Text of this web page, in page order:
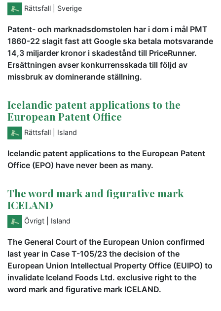
Rättsfall | Sverige
Patent- och marknadsdomstolen har i dom i mål PMT
1860-22 slagit fast att Google ska betala motsvarande
14,3 miljarder kronor i skadestånd till PriceRunner.
Ersättningen avser konkurrensskada till följd av
missbruk av dominerande ställning.
Icelandic patent applications to the
European Patent Office
Rättsfall | Island
Icelandic patent applications to the European Patent
Office (EPO) have never been as many.
The word mark and figurative mark
ICELAND
Övrigt | Island
The General Court of the European Union confirmed
last year in Case T-105/23 the decision of the
European Union Intellectual Property Office (EUIPO) to
invalidate Iceland Foods Ltd. exclusive right to the
word mark and figurative mark ICELAND.